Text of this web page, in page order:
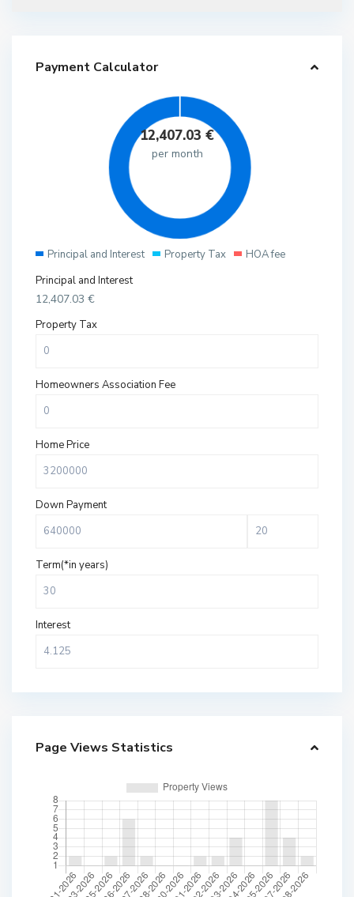
Payment Calculator
12,407.03 €
per month
Principal and Interest Property Tax
HOA fee
Principal and Interest
12,407.03 €
Property Tax
Homeowners Association Fee
Home Price
Down Payment
Term(*in years)
Interest
Page Views Statistics